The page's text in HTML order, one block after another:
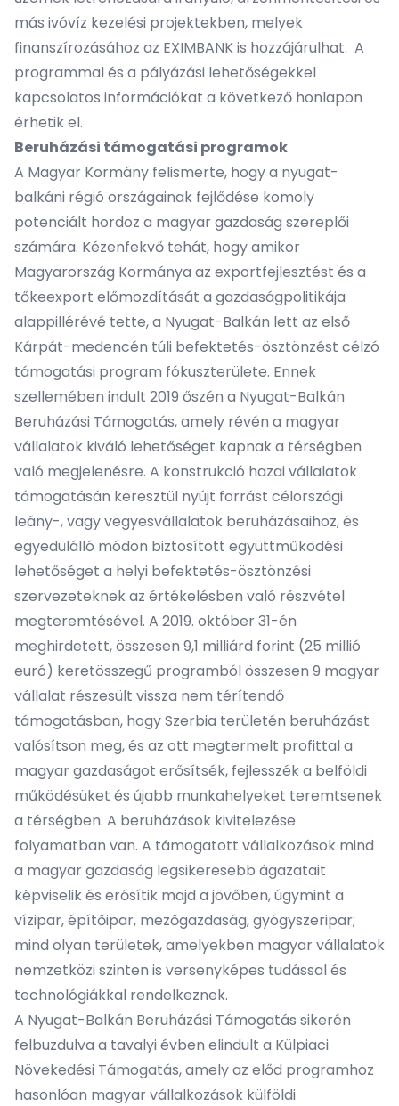
más ivóvíz kezelési projektekben, melyek
finanszírozásához az EXIMBANK is hozzájárulhat. A
programmal és a pályázási lehetőségekkel
kapcsolatos információkat a következő honlapon
érhetikel.
Beruházási támogatási programok
A Magyar Kormány felismerte, hogy a nyugat-
balkáni régió országainak fejlődése komoly
potenciált hordoz a magyar gazdaság szereplői
számára. Kézenfekvő tehát, hogy amikor
Magyarország Kormánya az exportfejlesztést és a
tőkeexport előmozdítását a gazdaságpolitikája
alappillérévé tette, a Nyugat-Balkán lett az első
Kárpát-medencén túli befektetés-ösztönzést célzó
támogatási program fókuszterülete. Ennek
szellemében indult 2019 őszén a Nyugat-Balkán
Beruházási Támogatás, amely révén a magyar
vállalatok kiváló lehetőséget kapnak a térségben
való megjelenésre. A konstrukció hazai vállalatok
támogatásán keresztül nyújt forrást célországi
leány-, vagy vegyesvállalatok beruházásaihoz, és
egyedülálló módon biztosított együttműködési
lehetőséget a helyi befektetés-ösztönzési
szervezeteknek az értékelésben való részvétel
megteremtésével. A 2019. október 31-én
meghirdetett, összesen 9,1 milliárd forint (25 millió
euró) keretösszegű programból összesen 9 magyar
vállalat részesült vissza nem térítendő
támogatásban, hogy Szerbia területén beruházást
valósítson meg, és az ott megtermelt profittal a
magyar gazdaságot erősítsék, fejlesszék a belföldi
működésüket és újabb munkahelyeket teremtsenek
a térségben. A beruházások kivitelezése
folyamatban van. A támogatott vállalkozások mind
a magyar gazdaság legsikeresebb ágazatait
képviselik és erősítik majd a jövőben, úgymint a
vízipar, építőipar, mezőgazdaság, gyógyszeripar;
mind olyan területek, amelyekben magyar vállalatok
nemzetközi szinten is versenyképes tudással és
technológiákkal rendelkeznek.
A Nyugat-Balkán Beruházási Támogatás sikerén
felbuzdulva a tavalyi évben elindult a Külpiaci
Növekedési Támogatás, amely az előd programhoz
hasonlóan magyar vállalkozások külföldi